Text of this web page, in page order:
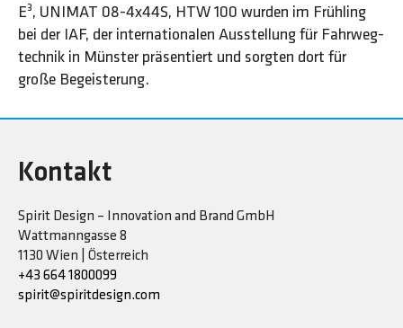
E³, UNIMAT 08-4x44S, HTW 100 wurden im Frühling
bei der IAF, der inter­nationalen Aus­stellung für Fahrweg­
technik in Münster präsentiert und sorgten dort für
große Begeisterung.
Kontakt
Spirit Design – Innovation and Brand GmbH
Wattmanngasse 8
1130 Wien | Österreich
+43 664 1800099
spirit@spiritdesign.com